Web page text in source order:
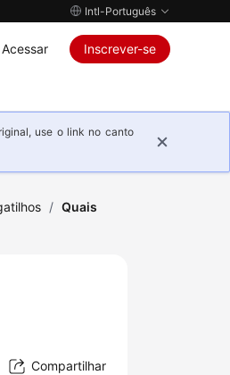
Intl-Português
Acessar Inscrever-se
use o link no canto
/ Quais
Compartilhar